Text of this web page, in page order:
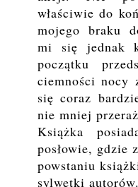
właściwie do
mojego braku
mi się jednak
początku
ciemności nocy
się coraz
nie mniej
Książka
posłowie, gdzie
powstaniu
sylwetki autorów.